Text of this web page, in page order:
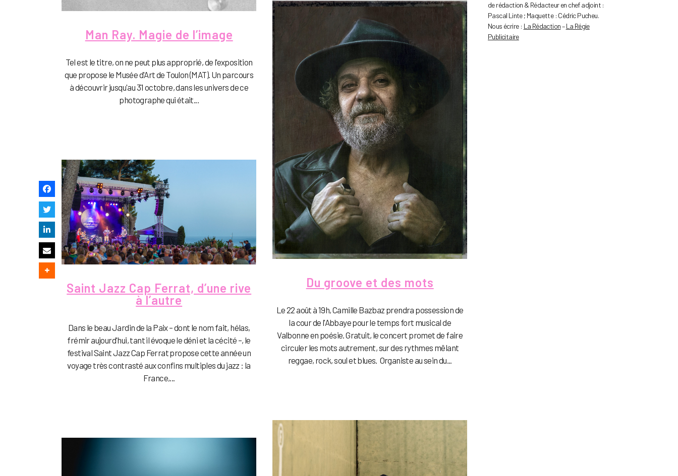
Man Ray. Magie de l’image
Tel est le titre, on ne peut plus approprié, de l'exposition
que propose le Musée d'Art de Toulon (MAT). Un parcours
à découvrir jusqu'au 31 octobre, dans les univers de ce
photographe qui était...
Du groove et des mots
Le 22 août à 19h, Camille Bazbaz prendra possession de
la cour de l'Abbaye pour le temps fort musical de
Valbonne en poésie. Gratuit, le concert promet de faire
circuler les mots autrement, sur des rythmes mêlant
reggae, rock, soul et blues. Organiste au sein du...
Saint Jazz Cap Ferrat, d’une rive
à l’autre
Dans le beau Jardin de la Paix – dont le nom fait, hélas,
frémir aujourd'hui, tant il évoque le déni et la cécité –, le
festival Saint Jazz Cap Ferrat propose cette année un
voyage très contrasté aux confins multiples du jazz : la
France,...
de rédaction & Rédacteur en chef adjoint :
Pascal Linte ; Maquette : Cédric Pucheu.
Nous écrire : La Rédaction–La Régie
Publicitaire